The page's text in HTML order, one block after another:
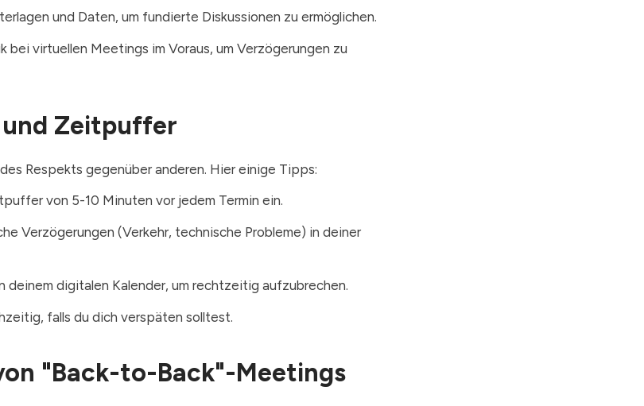
und Daten, um fundierte Diskussionen zu ermöglichen.
bei virtuellen Meetings im Voraus, um Verzögerungen zu
Zeitpuffer
Respekts gegenüber anderen. Hier einige Tipps:
von 5-10 Minuten vor jedem Termin ein.
Verzögerungen (Verkehr, technische Probleme) in deiner
deinem digitalen Kalender, um rechtzeitig aufzubrechen.
falls du dich verspäten solltest.
"Back-to-Back"-Meetings